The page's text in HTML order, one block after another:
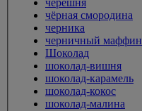
черешня
чёрная смородина
черника
черничный маффин
Шоколад
шоколад-вишня
шоколад-карамель
шоколад-кокос
шоколад-малина